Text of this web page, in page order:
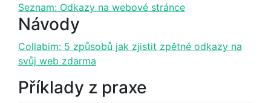
Seznam: Odkazy na webové stránce
Návody
Collabim: 5 způsobů jak zjistit zpětné odkazy na
svůj web zdarma
Příklady z praxe